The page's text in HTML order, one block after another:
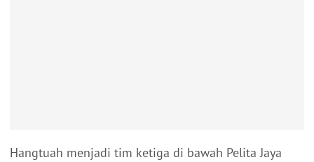
Hangtuah menjadi tim ketiga di bawah Pelita Jaya